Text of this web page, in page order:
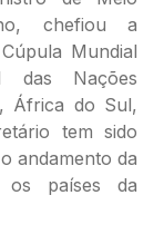
chefiou a
Mundial
das Nações
África do Sul,
tem sido
andamento da
os países da